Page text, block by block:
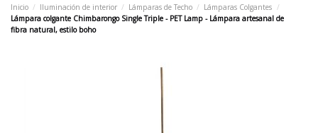
Inicio Iluminación de interior Lámparas de Techo
Lámparas Colgantes
Lámpara colgante Chimbarongo Single Triple - PET Lamp - Lámpara artesanal de
fibra natural, estilo boho